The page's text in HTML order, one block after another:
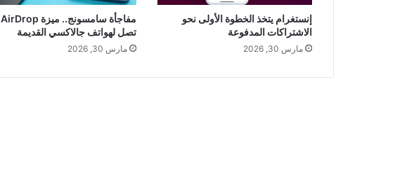
إنستغرام يتخذ الخطوة الأولى نحو
الاشتراكات المدفوعة
مارس 30, 2026
مفاجأة سامسونج.. ميزة AirDrop
تصل لهواتف جالاكسي القديمة
مارس 30, 2026